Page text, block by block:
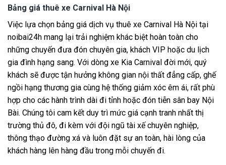
Bảng giá thuê xe Carnival Hà Nội
Việc lựa chọn bảng giá dịch vụ thuê xe Carnival Hà Nội tại
noibai24h mang lại trải nghiệm khác biệt hoàn toàn cho
những chuyến đưa đón chuyên gia, khách VIP hoặc du lịch
gia đình hạng sang. Với dòng xe Kia Carnival đời mới, quý
khách sẽ được tận hưởng không gian nội thất đẳng cấp, ghế
ngồi hạng thương gia cùng hệ thống giảm xóc êm ái, rất phù
hợp cho các hành trình dài đi tỉnh hoặc đón tiễn sân bay Nội
Bài. Chúng tôi cam kết duy trì mức giá cạnh tranh nhất thị
trường thủ đô, đi kèm với đội ngũ tài xế chuyên nghiệp,
thông thạo đường xá và luôn đặt sự an toàn, hài lòng của
khách hàng lên hàng đầu trong mỗi chuyến đi.